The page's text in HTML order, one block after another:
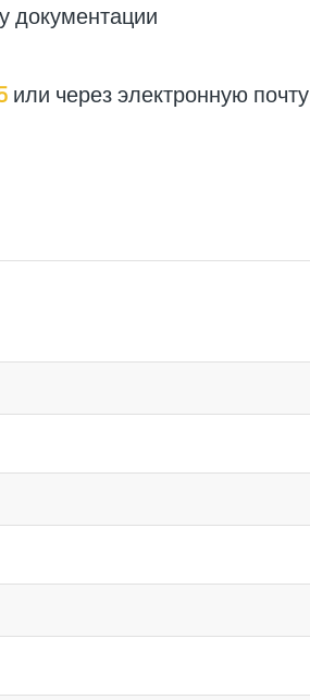
документации
или через электронную почту